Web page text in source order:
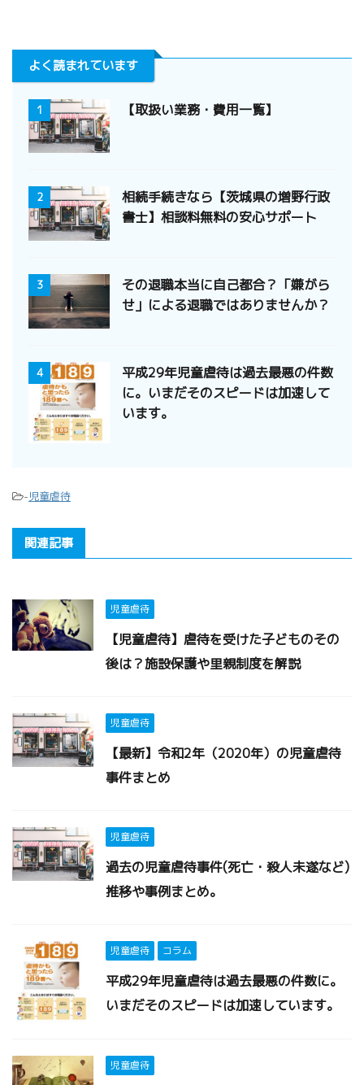
よく読まれています
1 【取扱い業務・費用一覧】
2
相続手続きなら【茨城県の増野行政
書士】相談料無料の安心サポート
3
その退職本当に自己都合？「嫌がら
せ」による退職ではありませんか？
4
平成29年児童虐待は過去最悪の件数
に。いまだそのスピードは加速して
います。
-児童虐待
関連記事
児童虐待
【児童虐待】虐待を受けた子どものその
後は？施設保護や里親制度を解説
児童虐待
【最新】令和2年（2020年）の児童虐待
事件まとめ
児童虐待
過去の児童虐待事件(死亡・殺人未遂など)
推移や事例まとめ。
児童虐待 コラム
平成29年児童虐待は過去最悪の件数に。
いまだそのスピードは加速しています。
児童虐待